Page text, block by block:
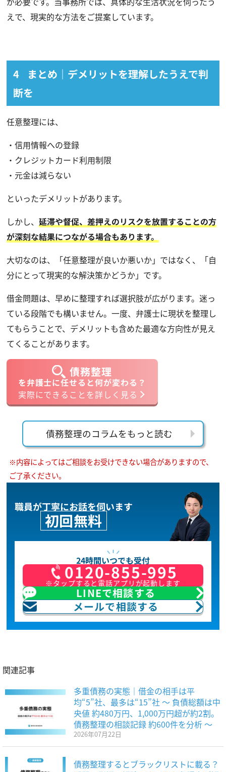
えで、現実的な方法をご提案しています。
まとめ｜デメリットを理解したうえで判
断を
任意整理には、
・信用情報への登録
・クレジットカード利用制限
・元金は減らない
といったデメリットがあります。
しかし、 延滞や督促、差押えのリスクを放置することの方
が深刻な結果につながる場合もあります。
大切なのは、「任意整理が良いか悪いか」ではなく、「自
分にとって現実的な解決策かどうか」です。
借金問題は、早めに整理すれば選択肢が広がります。迷っ
ている段階でも構いません。一度、弁護士に現状を整理し
てもらうことで、デメリットも含めた最適な方向性が見え
てくることがあります。
債務整理
を弁護士に任せると何が変わる？
実際にできることを詳しく見る
債務整理のコラムをもっと読む
※内容によってはご相談をお受けできない場合がありますので、
ご了承ください。
職員が丁寧にお話を伺います
初回無料
24時間いつでも受付
0120-855-995
※タップすると電話アプリが起動します
LINEで相談する
メールで相談する
関連記事
多重債務の実態｜借金の相手は平
均“5”社、最多は“15”社 〜 負債総額は中
央値 約480万円、1,000万円超が約2割。
債務整理の相談記録 約600件を分析 〜
2026年07月22日
債務整理するとブラックリストに載る？